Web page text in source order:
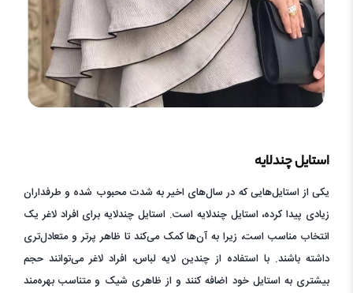
استایل چندلایه
یکی از استایل‌هایی که در سال‌های اخیر به شدت محبوب شده و طرفداران
زیادی پیدا کرده، استایل چند‌لایه است. استایل چندلایه برای افراد لاغر یک
انتخاب مناسب است، زیرا به آن‌ها کمک می‌کند تا ظاهر پرتر و متعادل‌تری
داشته باشند. با استفاده از چندین لایه لباس، افراد لاغر می‌توانند حجم
بیشتری به استایل خود اضافه کنند و از ظاهری شیک و متناسب بهره‌مند